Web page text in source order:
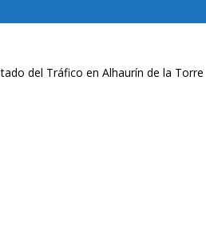
del Tráfico en Alhaurín de la Torre